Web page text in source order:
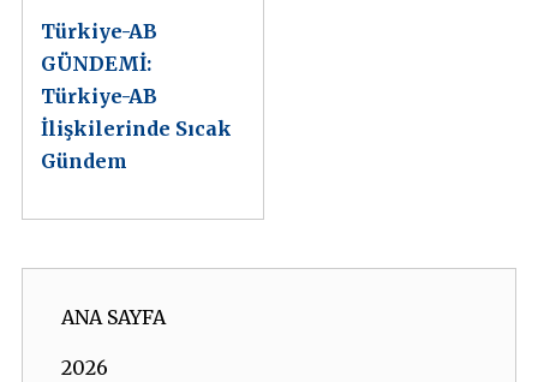
Türkiye-AB
GÜNDEMİ:
Türkiye-AB
İlişkilerinde Sıcak
Gündem
ANA SAYFA
2026